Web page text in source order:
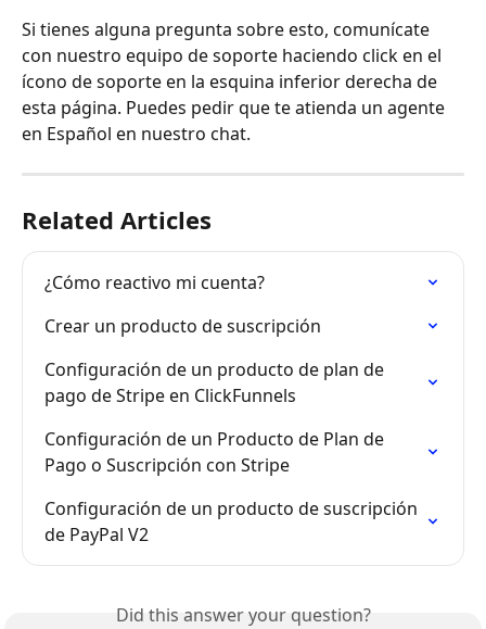
Si tienes alguna pregunta sobre esto, comunícate
con nuestro equipo de soporte haciendo click en el
ícono de soporte en la esquina inferior derecha de
esta página. Puedes pedir que te atienda un agente
en Español en nuestro chat.
Related Articles
¿Cómo reactivo mi cuenta?
Crear un producto de suscripción
Configuración de un producto de plan de
pago de Stripe en ClickFunnels
Configuración de un Producto de Plan de
Pago o Suscripción con Stripe
Configuración de un producto de suscripción
de PayPal V2
Did this answer your question?